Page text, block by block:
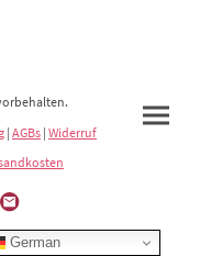
| AGBs | Widerruf
German